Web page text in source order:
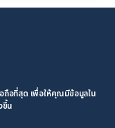
อที่สุด เพื่อให้คุณมีข้อมูลใน
ขึ้น